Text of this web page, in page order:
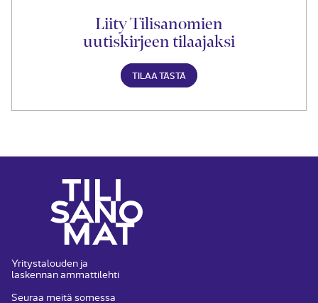
Liity Tilisanomien
uutiskirjeen tilaajaksi
TILAA TÄSTÄ
Yritystalouden ja
laskennan ammattilehti
Seuraa meitä somessa